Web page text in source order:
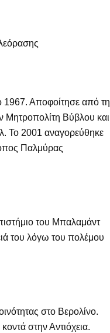
1967. Αποφοίτησε από τη
Μητροπολίτη Βύβλου και
Το 2001 αναγορεύθηκε
Παλμύρας
του Μπαλαμάντ
του λόγω του πολέμου
στο Βερολίνο.
στην Αντιόχεια.